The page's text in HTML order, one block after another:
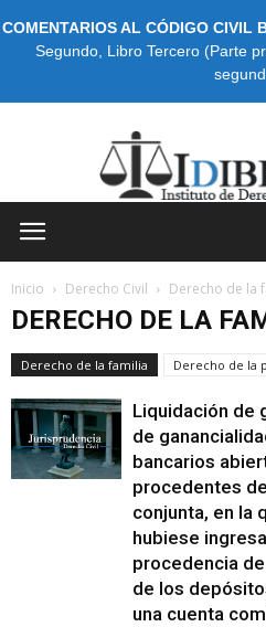
COMENTARIOS AL CÓDIGO CIVIL
Segundo, Libro Tercero (Parte
Inicio Derecho Civil Derecho de la
DERECHO DE LA
Derecho de la familia Derecho de la
Liquidación de
de
bancarios
procedentes
conjunta, en la
hubiese
procedencia
de los
una cuenta